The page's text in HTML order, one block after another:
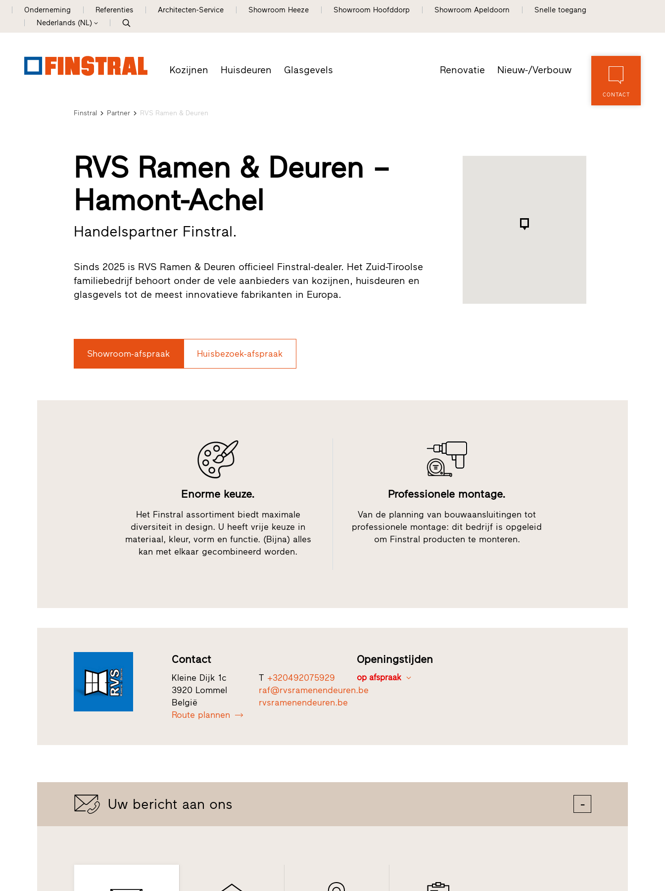
Onderneming Referenties Architecten-Service Showroom Heeze Showroom Hoofddorp Showroom Apeldoorn
Snelle toegang
Nederlands (NL)
Kozijnen Huisdeuren Glasgevels Renovatie Nieuw-/Verbouw
CONTACT
Finstral Partner RVS Ramen & Deuren
RVS Ramen & Deuren –
Hamont-Achel
Handelspartner Finstral.
Sinds 2025 is RVS Ramen & Deuren officieel Finstral-dealer. Het Zuid-Tiroolse
familiebedrijf behoort onder de vele aanbieders van kozijnen, huisdeuren en
glasgevels tot de meest innovatieve fabrikanten in Europa.
Showroom-afspraak Huisbezoek-afspraak
Enorme keuze.
Het Finstral assortiment biedt maximale
diversiteit in design. U heeft vrije keuze in
materiaal, kleur, vorm en functie. (Bijna) alles
kan met elkaar gecombineerd worden.
Professionele montage.
Van de planning van bouwaansluitingen tot
professionele montage: dit bedrijf is opgeleid
om Finstral producten te monteren.
Contact
Kleine Dijk 1c
3920 Lommel
België
Route plannen
T +320492075929
raf@rvsramenendeuren.be
rvsramenendeuren.be
Openingstijden
op afspraak
Uw bericht aan ons